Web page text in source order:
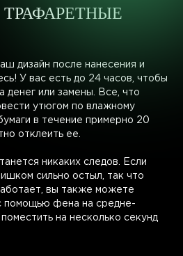
дизайн после нанесения и
У вас есть до 24 часов, чтобы
денег или замены. Все, что
утюгом по влажному
в течение примерно 20
отклеить ее.
никаких следов. Если
сильно остыл, так что
вы также можете
помощью фена на средне-
на несколько секунд